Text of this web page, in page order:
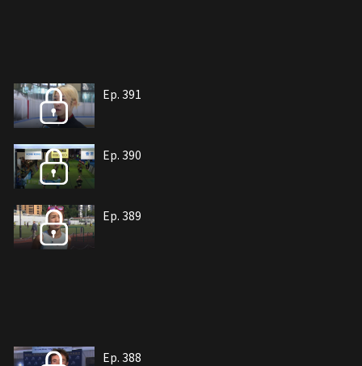
Ep. 391
Ep. 390
Ep. 389
Ep. 388